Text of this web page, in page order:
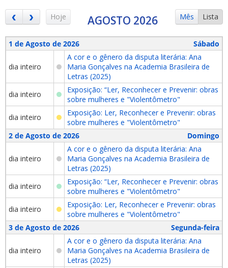
Hoje Mês Lista
AGOSTO 2026
1 de Agosto de 2026 Sábado
dia inteiro
A cor e o gênero da disputa literária: Ana
Maria Gonçalves na Academia Brasileira de
Letras (2025)
dia inteiro
Exposição: “Ler, Reconhecer e Prevenir: obras
sobre mulheres e "Violentômetro"
dia inteiro
Exposição: Ler, Reconhecer e Prevenir: obras
sobre mulheres e "Violentômetro"
2 de Agosto de 2026
Domingo
dia inteiro
A cor e o gênero da disputa literária: Ana
Maria Gonçalves na Academia Brasileira de
Letras (2025)
dia inteiro
Exposição: “Ler, Reconhecer e Prevenir: obras
sobre mulheres e "Violentômetro"
dia inteiro
Exposição: Ler, Reconhecer e Prevenir: obras
sobre mulheres e "Violentômetro"
3 de Agosto de 2026
Segunda-feira
dia inteiro
A cor e o gênero da disputa literária: Ana
Maria Gonçalves na Academia Brasileira de
Letras (2025)